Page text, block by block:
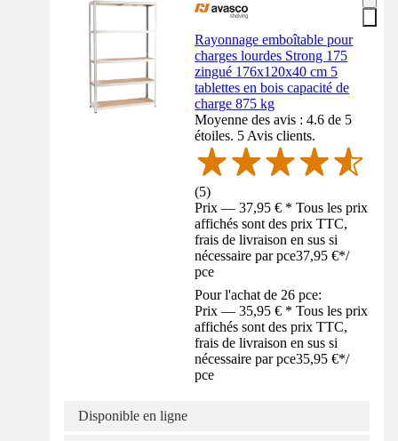
Rayonnage emboîtable pour
charges lourdes Strong 175
zingué 176x120x40 cm 5
tablettes en bois capacité de
charge 875 kg
Moyenne des avis : 4.6 de 5
étoiles. 5 Avis clients.
(5)
Prix — 37,95 € * Tous les prix
affichés sont des prix TTC,
frais de livraison en sus si
nécessaire par pce37,95 €*/
pce
Pour l'achat de 26 pce:
Prix — 35,95 € * Tous les prix
affichés sont des prix TTC,
frais de livraison en sus si
nécessaire par pce35,95 €*/
pce
Disponible en ligne